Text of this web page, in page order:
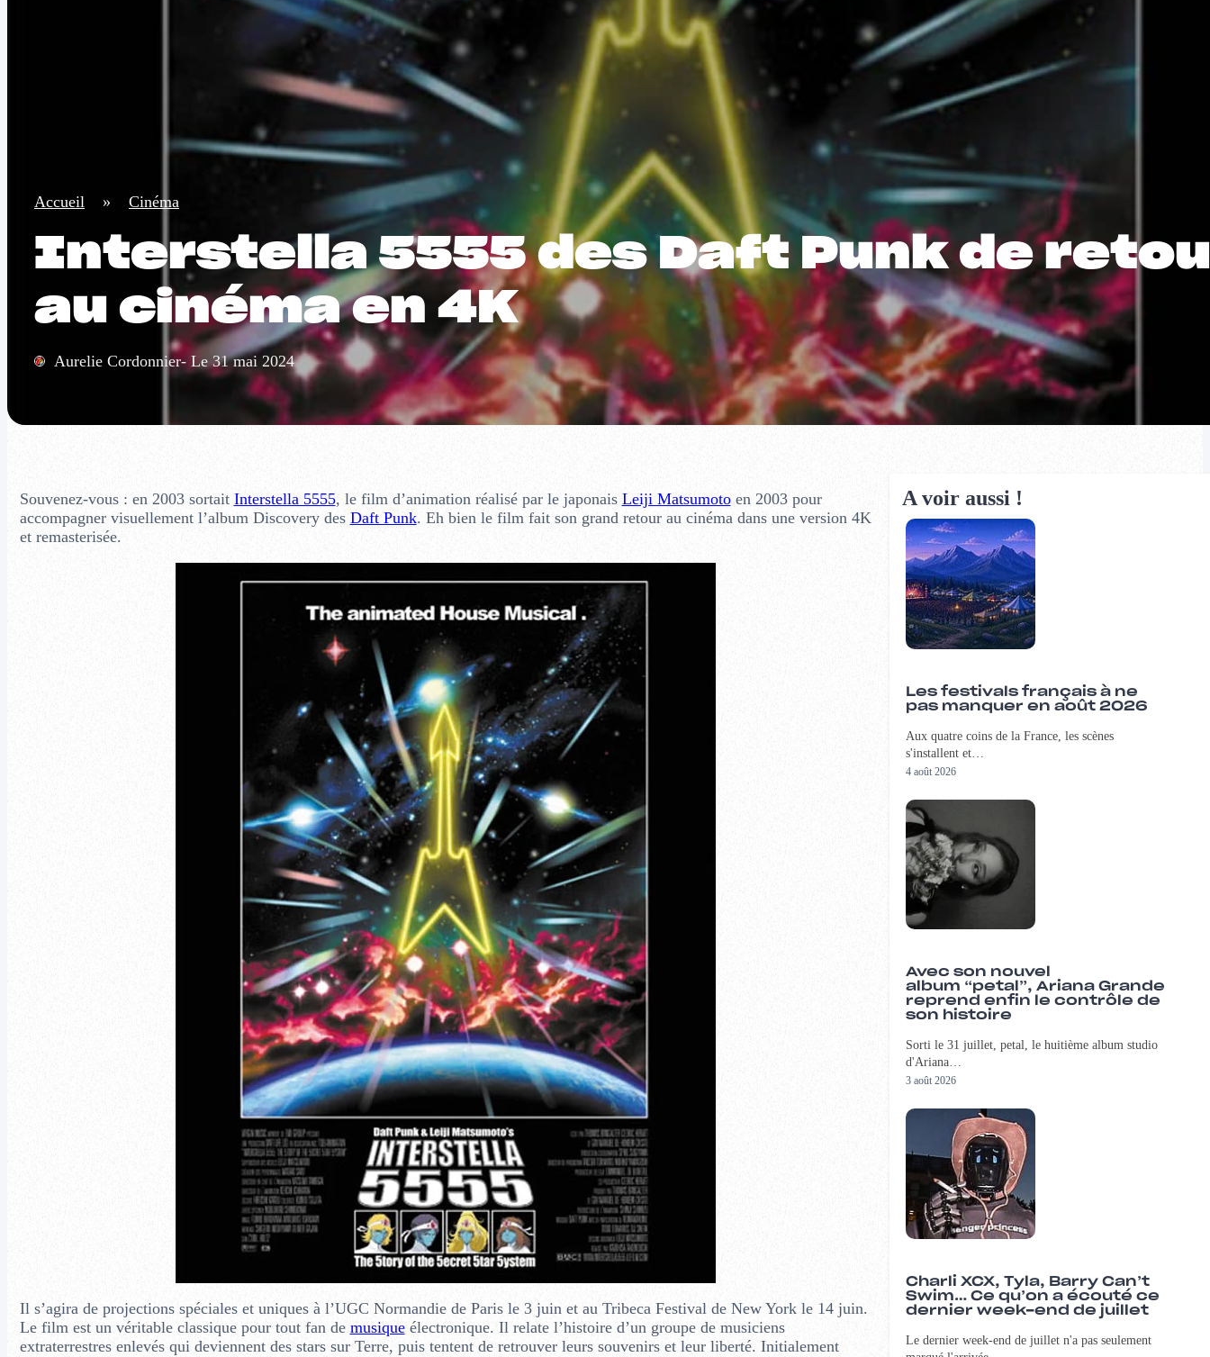
Accueil » Cinéma
Interstella 5555 des Daft Punk de
au cinéma en 4K
Aurelie Cordonnier- Le 31 mai 2024
Souvenez-vous : en 2003 sortait Interstella 5555, le film d’animation réalisé par le japonais Leiji Matsumotoen 2003 pour
accompagner visuellement l’album Discovery des Daft Punk. Eh bien le film fait son grand retour au cinéma dans une version 4K
et remasterisée.
Il s’agira de projections spéciales et uniques à l’UGC Normandie de Paris le 3 juin et au Tribeca Festival de New York le 14 juin.
Le film est un véritable classique pour tout fan de musiqueélectronique. Il relate l’histoire d’un groupe de musiciens
extraterrestres enlevés qui deviennent des stars sur Terre, puis tentent de retrouver leurs souvenirs et leur liberté. Initialement
A voir aussi !
Les festivals français à ne
pas manquer en août 2026
Aux quatre coins de la France, les scènes
s'installent et…
4 août 2026
Avec son nouvel
album “petal”, Ariana Grande
reprend enfin le contrôle de
son histoire
Sorti le 31 juillet, petal, le huitième album studio
d'Ariana…
3 août 2026
Charli XCX, Tyla, Barry Can’t
Swim… Ce qu’on a écouté ce
dernier week-end de juillet
Le dernier week-end de juillet n'a pas seulement